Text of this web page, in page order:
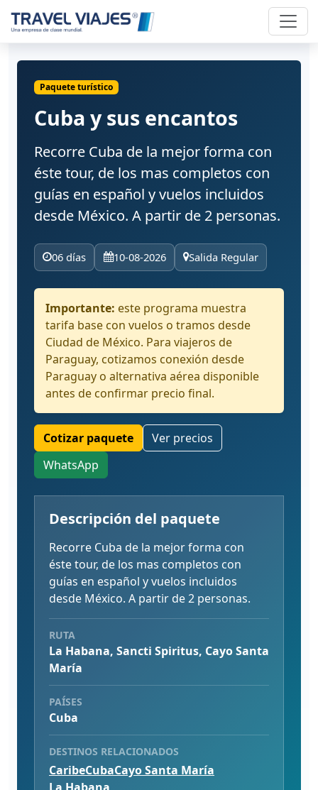
Paquete turístico
Cuba y sus encantos
Recorre Cuba de la mejor forma con
éste tour, de los mas completos con
guías en español y vuelos incluidos
desde México. A partir de 2 personas.
06 días 10-08-2026 Salida Regular
Importante: este programa muestra
tarifa base con vuelos o tramos desde
Ciudad de México. Para viajeros de
Paraguay, cotizamos conexión desde
Paraguay o alternativa aérea disponible
antes de confirmar precio final.
Cotizar paquete
Ver precios
WhatsApp
Descripción del paquete
Recorre Cuba de la mejor forma con
éste tour, de los mas completos con
guías en español y vuelos incluidos
desde México. A partir de 2 personas.
RUTA
La Habana, Sancti Spiritus, Cayo Santa
María
PAÍSES
Cuba
DESTINOS RELACIONADOS
CaribeCubaCayo Santa María
La Habana